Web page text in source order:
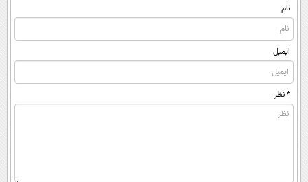
نام
ایمیل
* نظر